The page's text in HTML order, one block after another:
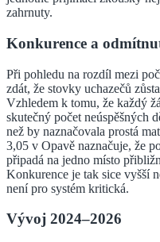
zahrnuty.
Konkurence a
Při pohledu na rozdíl mezi
zdát, že stovky uchazečů
Vzhledem k tomu, že každý
skutečný počet neúspěšných
než by naznačovala prostá
3,05 v Opavě naznačuje, že
připadá na jedno místo
Konkurence je tak sice vyšší
není pro systém kritická.
Vývoj 2024–2026